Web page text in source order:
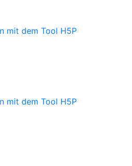
mit dem Tool H5P
mit dem Tool H5P